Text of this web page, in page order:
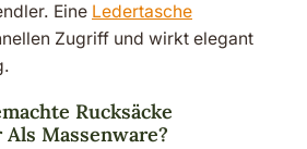
Eine Ledertasche
Zugriff und wirkt elegant
Rucksäcke
Massenware?